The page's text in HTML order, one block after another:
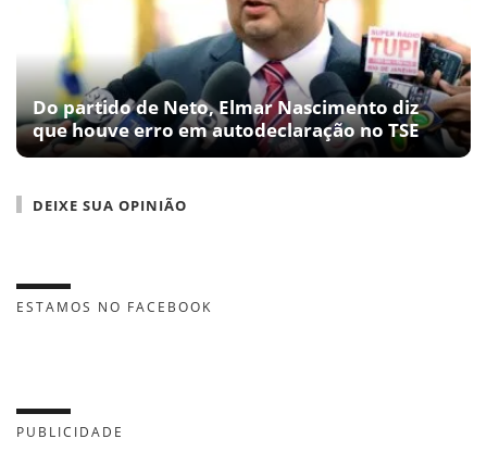
Do partido de Neto, Elmar Nascimento diz
que houve erro em autodeclaração no TSE
DEIXE SUA OPINIÃO
ESTAMOS NO FACEBOOK
PUBLICIDADE